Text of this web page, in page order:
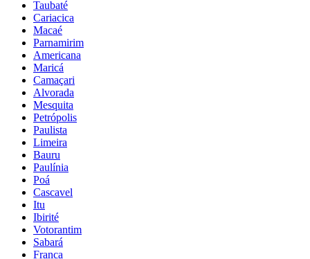
Taubaté
Cariacica
Macaé
Parnamirim
Americana
Maricá
Camaçari
Alvorada
Mesquita
Petrópolis
Paulista
Limeira
Bauru
Paulínia
Poá
Cascavel
Itu
Ibirité
Votorantim
Sabará
Franca